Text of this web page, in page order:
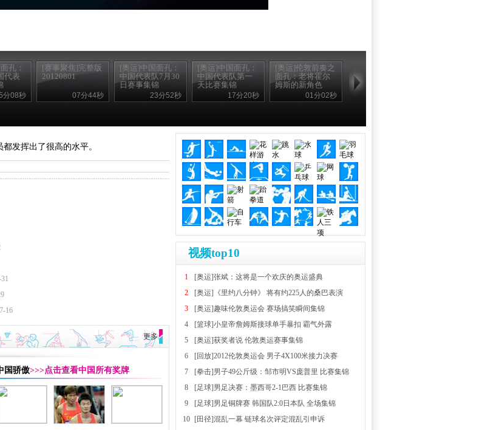
孔：
代表
分08秒
[赛事聚焦]完整版
20120801
07分44秒
[奥运]中国面孔：
中国代表队7月30
日赛事集锦
23分52秒
[奥运]中国面孔：
中国代表队第一
天比赛集锦
17分20秒
[奥运]伦敦前奏之
面孔：老将霍尔
姆斯的新角色
01分02秒
发挥出了很高的水平。
16
更多
国骄傲>>>点击查看中国所有奖牌
视频top10
1
[奥运]张斌：这将是一个欢庆的奥运盛典
2
[奥运]《里约八分钟》 将有约225人的桑巴表演
3
[奥运]趣味伦敦奥运会 赛场搞笑瞬间集锦
4
[篮球]小皇帝詹姆斯接球单手暴扣 霸气外露
5
[奥运]获奖者说 伦敦奥运赛事集锦
6
[回放]2012伦敦奥运会 男子4X100米接力决赛
7
[拳击]男子49公斤级：邹市明VS庞普里 比赛集锦
8
[足球]男足决赛：墨西哥2-1巴西 比赛集锦
9
[足球]男足铜牌赛 韩国队2:0日本队 全场集锦
10
[田径]混乱一幕 链球名次评定混乱引申诉